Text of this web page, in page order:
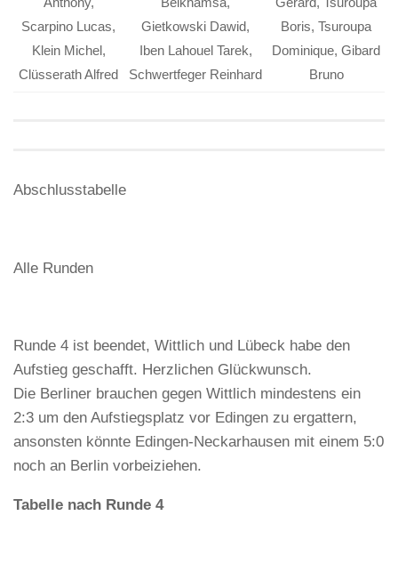
Scarpino Lucas,
Klein Michel,
Clüsserath Alfred
Gietkowski Dawid,
Iben Lahouel Tarek,
Schwertfeger Reinhard
Boris, Tsuroupa
Dominique, Gibard
Bruno
Abschlusstabelle
Alle Runden
Runde 4 ist beendet, Wittlich und Lübeck habe den
Aufstieg geschafft. Herzlichen Glückwunsch.
Die Berliner brauchen gegen Wittlich mindestens ein
2:3 um den Aufstiegsplatz vor Edingen zu ergattern,
ansonsten könnte Edingen-Neckarhausen mit einem 5:0
noch an Berlin vorbeiziehen.
Tabelle nach Runde 4